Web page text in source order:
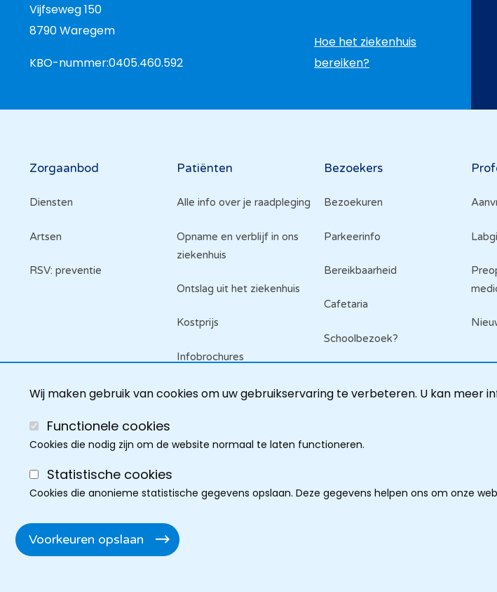
Wij maken gebruik van cookies om uw gebruikservaring te verbeteren. U kan meer
Functionele cookies
Cookies die nodig zijn om de website normaal te laten functioneren.
Statistische cookies
Cookies die anonieme statistische gegevens opslaan. Deze gegevens helpen ons om onze
Voorkeuren opslaan
Vijfseweg 150
8790 Waregem
KBO-nummer:0405.460.592
Hoe het ziekenhuis
bereiken?
Hoofdnavigatie
Zorgaanbod
Diensten
Artsen
RSV: preventie
Patiënten
Alle info over je raadpleging
Opname en verblijf in ons
ziekenhuis
Ontslag uit het ziekenhuis
Kostprijs
Infobrochures
Raadpleeg je dossier
Bezoekers
Bezoekuren
Parkeerinfo
Bereikbaarheid
Cafetaria
Schoolbezoek?